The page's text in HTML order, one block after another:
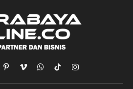
PinterestVimeoWhatsApp
TikTokInstagram